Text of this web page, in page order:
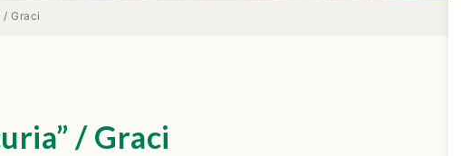
/ Graci
/ Graci